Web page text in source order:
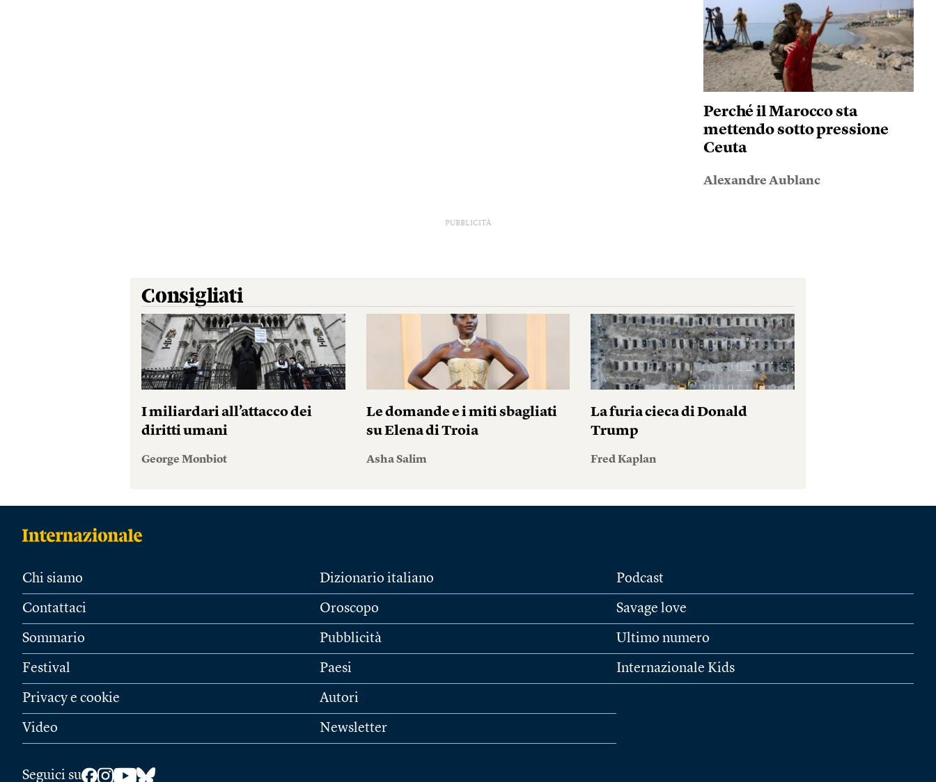
Perché il Marocco sta
mettendo sotto pressione
Ceuta
Alexandre Aublanc
PUBBLICITÀ
Consigliati
I miliardari all’attacco dei
diritti umani
George Monbiot
Le domande e i miti sbagliati
su Elena di Troia
Asha Salim
La furia cieca di Donald
Trump
Fred Kaplan
Chi siamo
Contattaci
Sommario
Festival
Privacy e cookie
Video
Dizionario italiano
Oroscopo
Pubblicità
Paesi
Autori
Newsletter
Podcast
Savage love
Ultimo numero
Internazionale Kids
Seguici su